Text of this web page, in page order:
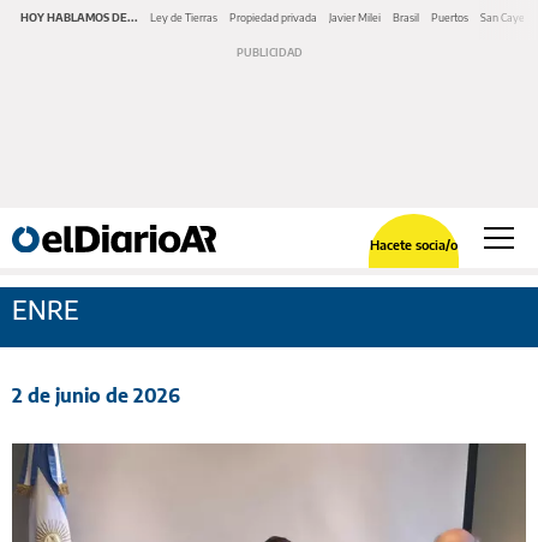
HOY HABLAMOS DE... Ley de Tierras Propiedad privada Javier Milei Brasil Puertos San
Hacete socia/o
ENRE
2 de junio de 2026